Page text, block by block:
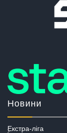
Новини
Екстра-ліга